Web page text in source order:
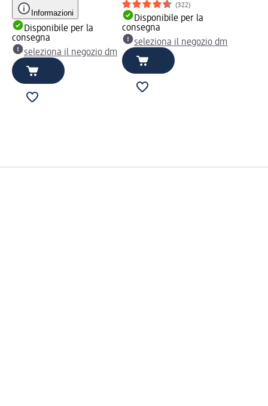
Informazioni
Disponibile per la
consegna
seleziona il negozio dm
(322)
Disponibile per la
consegna
seleziona il negozio dm